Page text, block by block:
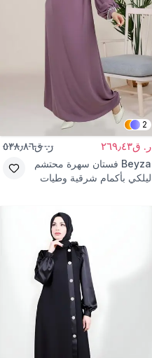
2
ر. ق٢٦٩٫٤٣ ر. ق٥٣٨٫٨٦
Beyza فستان سهرة محتشم
ليلكي بأكمام شرقية وطيات